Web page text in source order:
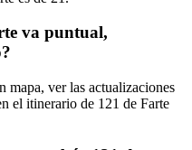
va puntual,
mapa, ver las actualizaciones
el itinerario de 121 de Farte